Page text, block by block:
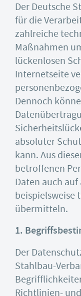
Der Deutsche
für die
zahlreiche
Maßnahmen
lückenlosen
Internetseite
Dennoch
absoluter
kann. Aus
betroffenen
Daten auch
beispielsweise
übermitteln.
1.
Der
Stahlbau-
Richtlinien-